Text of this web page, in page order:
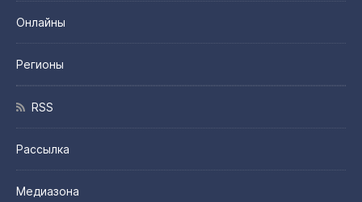
Онлайны
Регионы
RSS
Рассылка
Медиазона